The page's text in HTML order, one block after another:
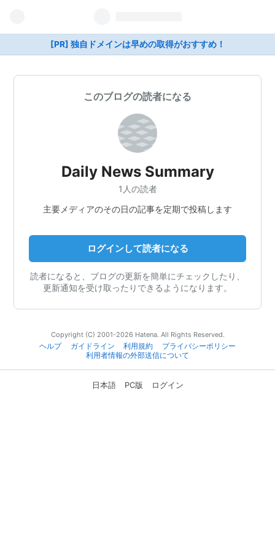
[PR] 独自ドメインは早めの取得がおすすめ！
このブログの読者になる
Daily News Summary
1人の読者
主要メディアのその日の記事を定期で投稿します
ログインして読者になる
読者になると、ブログの更新を簡単にチェックしたり、
更新通知を受け取ったりできるようになります。
Copyright (C) 2001-2026 Hatena. All Rights Reserved.
ヘルプ
ガイドライン 利用規約
プライバシーポリシー
利用者情報の外部送信について
日本語 PC版 ログイン